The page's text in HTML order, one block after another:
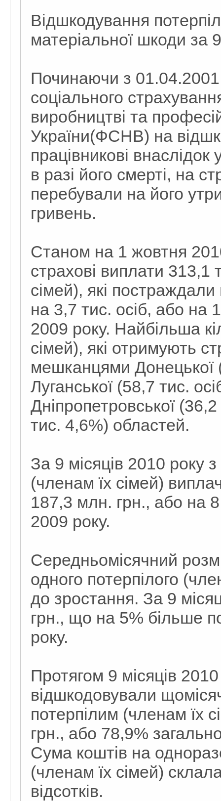
Відшкодування
матеріальної шкоди за
Починаючи з
соціального
виробництві та
України(ФСНВ) на
працівникові
в разі його смерті, на
перебували на його
гривень.
Станом на 1 жовтня
страхові виплати 313,1
сімей), які постраждали
на 3,7 тис. осіб, або на
2009 року. Найбільша
сімей), які отримують
мешканцями Донецької
Луганської (58,7 тис.
Дніпропетровської
тис. 4,6%) областей.
За 9 місяців 2010 року
(членам їх сімей)
187,3 млн. грн., або на
2009 року.
Середньомісячний
одного потерпілого
до зростання. За 9
грн., що на 5% більше
року.
Протягом 9 місяців
відшкодовували
потерпілим (членам їх
грн., або 78,9%
Сума коштів на
(членам їх сімей)
відсотків.